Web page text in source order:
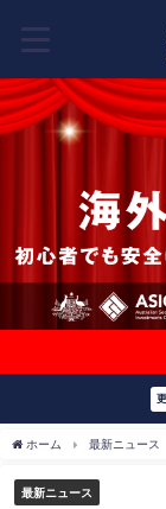
ホーム 最新ニュース
最新ニュース